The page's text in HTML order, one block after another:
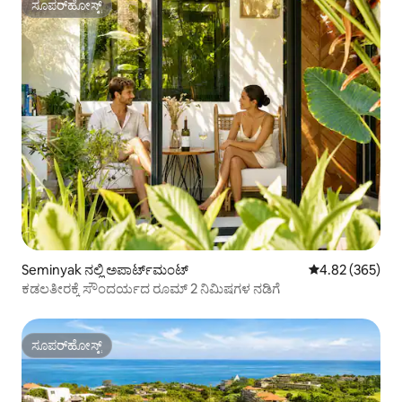
ಸೂಪರ್‌ಹೋಸ್ಟ್
ಸೂಪರ್‌ಹೋಸ್ಟ್
Seminyak ನಲ್ಲಿ ಅಪಾರ್ಟ್‌ಮಂಟ್ 5 ರಲ್ಲಿ 4.82
4.82 (365)
ಕಡಲತೀರಕ್ಕೆ ಸೌಂದರ್ಯದ ರೂಮ್ 2 ನಿಮಿಷಗಳ ನಡಿಗೆ
ಸೂಪರ್‌ಹೋಸ್ಟ್
ಸೂಪರ್‌ಹೋಸ್ಟ್